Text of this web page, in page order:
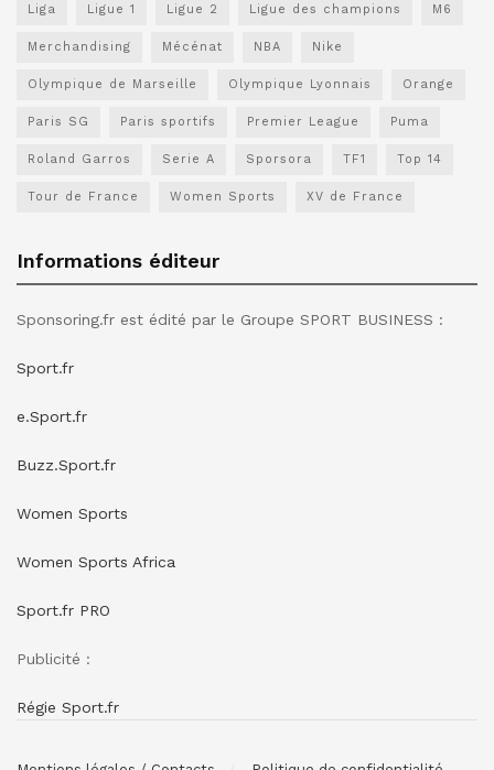
Liga Ligue 1 Ligue 2 Ligue des champions M6
Merchandising Mécénat NBA Nike
Olympique de Marseille Olympique Lyonnais Orange
Paris SG Paris sportifs Premier League Puma
Roland Garros Serie A Sporsora TF1 Top 14
Tour de France Women Sports XV de France
Informations éditeur
Sponsoring.fr est édité par le Groupe SPORT BUSINESS :
Sport.fr
e.Sport.fr
Buzz.Sport.fr
Women Sports
Women Sports Africa
Sport.fr PRO
Publicité :
Régie Sport.fr